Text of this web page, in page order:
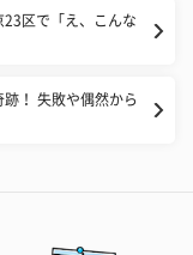
区で「え、こんな
跡！ 失敗や偶然から